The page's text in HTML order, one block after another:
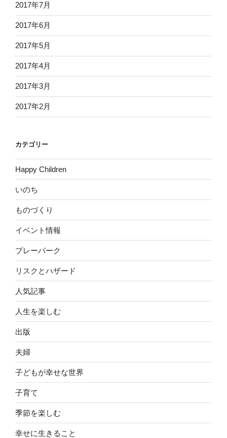
2017年7月
2017年6月
2017年5月
2017年4月
2017年3月
2017年2月
カテゴリー
Happy Children
いのち
ものづくり
イベント情報
プレーパーク
リスクとハザード
人気記事
人生を楽しむ
出版
夫婦
子どもが幸せな世界
子育て
季節を楽しむ
幸せに生きること